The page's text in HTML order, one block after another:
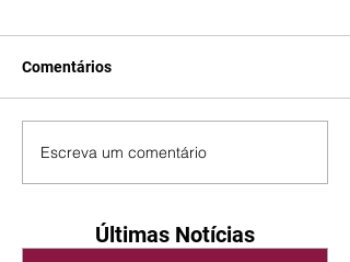
Comentários
Escreva um comentário
Últimas Notícias